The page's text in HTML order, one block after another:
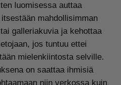
luomisessa auttaa
mahdollisimman
galleriakuvia ja kehottaa
jos tuntuu ettei
mielenkiintosta selville.
on saattaa ihmisiä
niin verkossa kuin